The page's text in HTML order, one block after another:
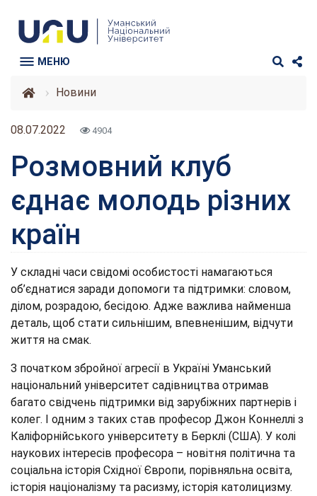
МЕНЮ
Новини
08.07.2022 4904
Розмовний клуб
єднає молодь різних
країн
У складні часи свідомі особистості намагаються
об’єднатися заради допомоги та підтримки: словом,
ділом, розрадою, бесідою. Адже важлива найменша
деталь, щоб стати сильнішим, впевненішим, відчути
життя на смак.
З початком збройної агресії в Україні Уманський
національний університет садівництва отримав
багато свідчень підтримки від зарубіжних партнерів і
колег. І одним з таких став професор Джон Коннеллі з
Каліфорнійського університету в Берклі (США). У колі
наукових інтересів професора – новітня політична та
соціальна історія Східної Європи, порівняльна освіта,
історія націоналізму та расизму, історія католицизму.